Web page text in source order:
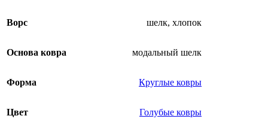
Ворс шелк, хлопок
Основа ковра модальный шелк
Форма Круглые ковры
Цвет Голубые ковры